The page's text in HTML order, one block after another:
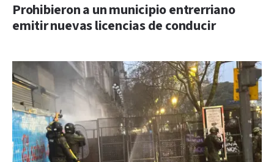
Prohibieron a un municipio entrerriano
emitir nuevas licencias de conducir